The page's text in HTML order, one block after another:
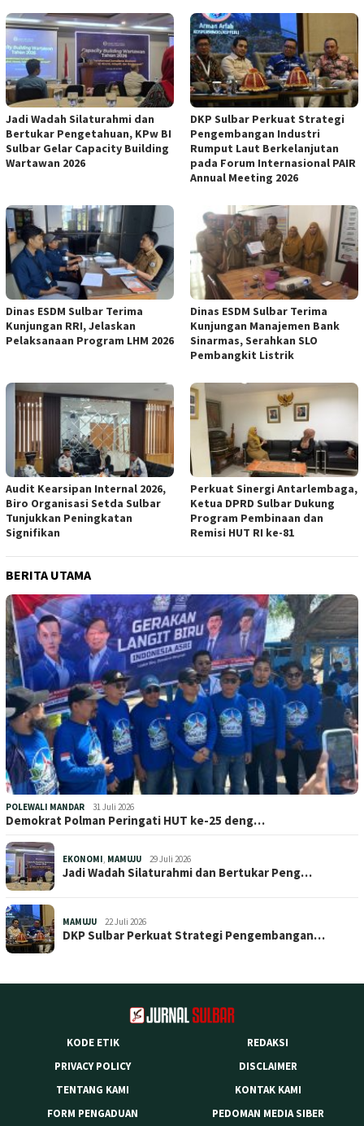
Jadi Wadah Silaturahmi dan
Bertukar Pengetahuan, KPw BI
Sulbar Gelar Capacity Building
Wartawan 2026
DKP Sulbar Perkuat Strategi
Pengembangan Industri
Rumput Laut Berkelanjutan
pada Forum Internasional PAIR
Annual Meeting 2026
Dinas ESDM Sulbar Terima
Kunjungan RRI, Jelaskan
Pelaksanaan Program LHM 2026
Dinas ESDM Sulbar Terima
Kunjungan Manajemen Bank
Sinarmas, Serahkan SLO
Pembangkit Listrik
Audit Kearsipan Internal 2026,
Biro Organisasi Setda Sulbar
Tunjukkan Peningkatan
Signifikan
Perkuat Sinergi Antarlembaga,
Ketua DPRD Sulbar Dukung
Program Pembinaan dan
Remisi HUT RI ke-81
BERITA UTAMA
POLEWALI MANDAR 31 Juli 2026
Demokrat Polman Peringati HUT ke-25 deng…
EKONOMI, MAMUJU 29 Juli 2026
Jadi Wadah Silaturahmi dan Bertukar Peng…
MAMUJU 22 Juli 2026
DKP Sulbar Perkuat Strategi Pengembangan…
KODE ETIK
REDAKSI
PRIVACY POLICY
DISCLAIMER
TENTANG KAMI
KONTAK KAMI
FORM PENGADUAN
PEDOMAN MEDIA SIBER